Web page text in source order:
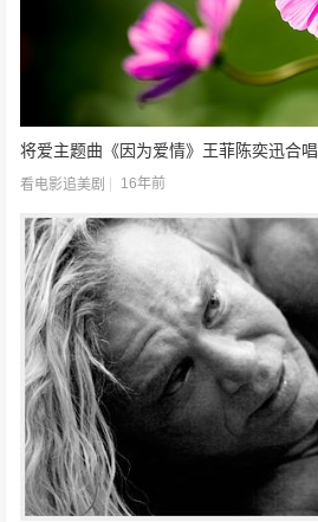
将爱主题曲《因为爱情》王菲陈奕迅合唱
看电影追美剧 16年前